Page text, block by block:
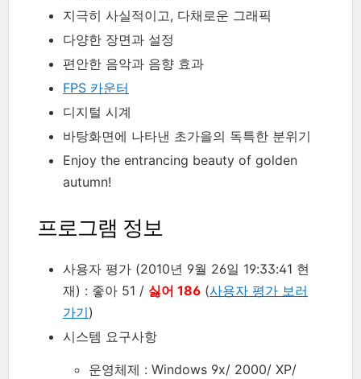
지극히 사실적이고, 다채로운 그래픽
다양한 장면과 설정
편안한 음악과 음향 효과
FPS 카운터
디지털 시계
바탕화면에 나타낸 초가을의 독특한 분위기
Enjoy the entrancing beauty of golden
autumn!
프로그램 정보
사용자 평가 (2010년 9월 26일 19:33:41 현
재) : 좋아 51 / 싫어 186 (사용자 평가 보러
가기)
시스템 요구사항
운영체제 : Windows 9x/ 2000/ XP/